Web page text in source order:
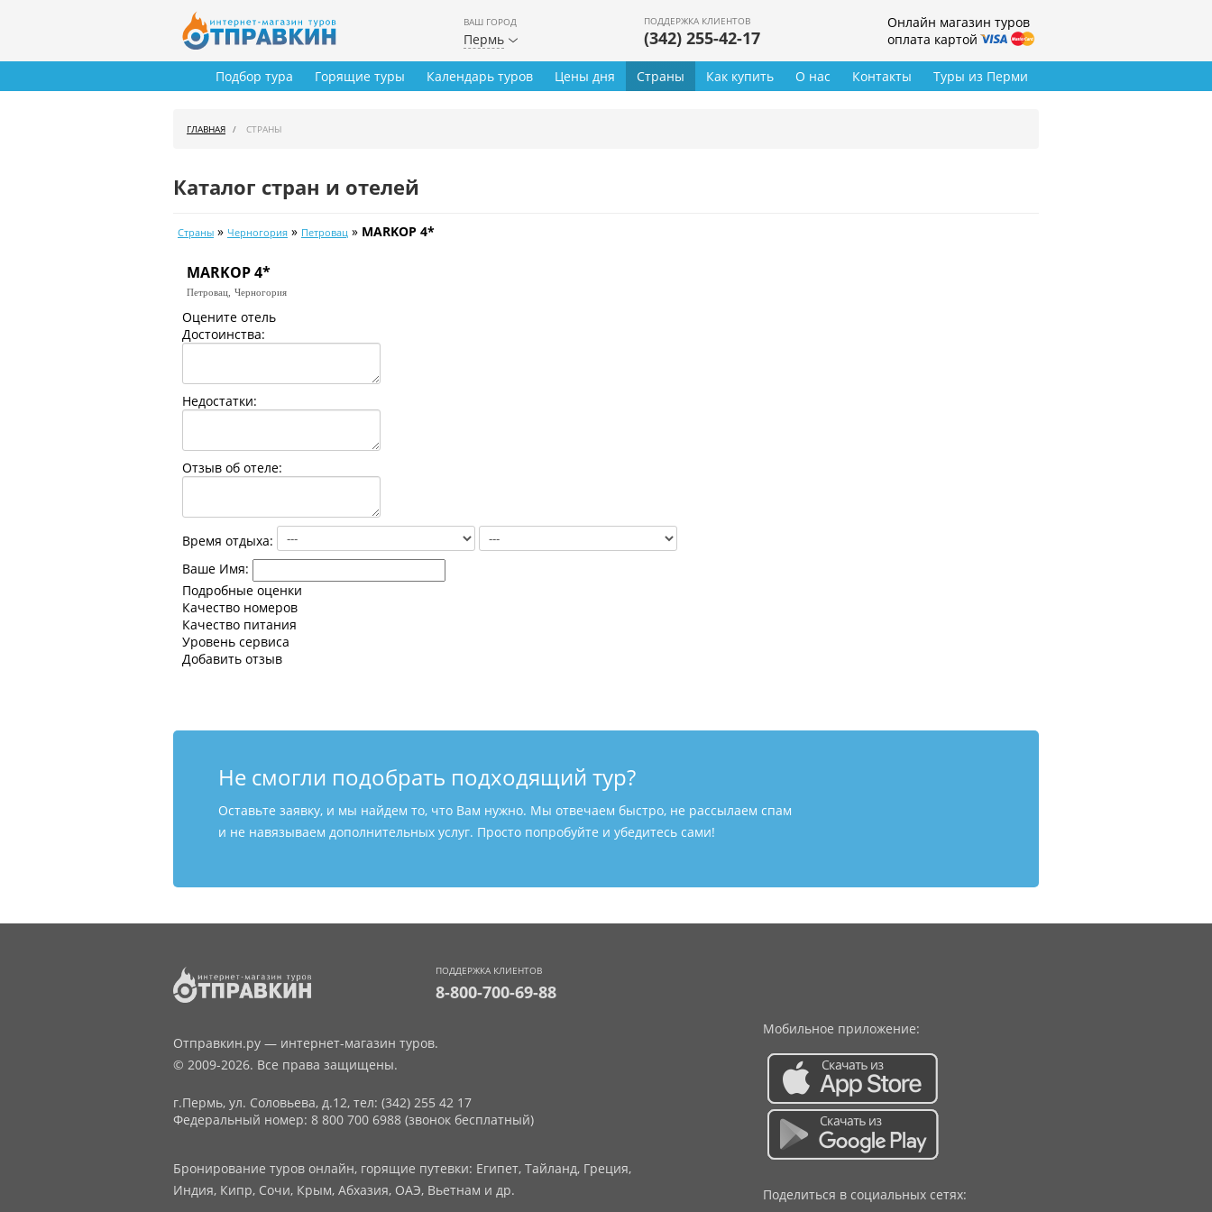
ВАШ ГОРОД
Пермь
ПОДДЕРЖКА КЛИЕНТОВ
(342) 255-42-17
Онлайн магазин туров
оплата картой
Туры из Перми
Подбор тура Горящие туры Календарь туров Цены дня Страны Как купить О нас Контакты
ГЛАВНАЯ СТРАНЫ
Каталог стран и отелей
Страны » Черногория » Петровац » MARKOP 4*
MARKOP 4*
Петровац, Черногория
Оцените отель
Достоинства:
Недостатки:
Отзыв об отеле:
Время отдыха:
Ваше Имя:
Подробные оценки
Качество номеров
Качество питания
Уровень сервиса
Добавить отзыв
Не смогли подобрать подходящий тур?
Оставьте заявку, и мы найдем то, что Вам нужно. Мы отвечаем быстро, не рассылаем спам
и не навязываем дополнительных услуг. Просто попробуйте и убедитесь сами!
ПОДДЕРЖКА КЛИЕНТОВ
8-800-700-69-88
Отправкин.ру — интернет-магазин туров.
© 2009-2026. Все права защищены.
г.Пермь, ул. Соловьева, д.12, тел: (342) 255 42 17
Федеральный номер: 8 800 700 6988 (звонок бесплатный)
Бронирование туров онлайн, горящие путевки: Египет, Тайланд, Греция,
Индия, Кипр, Сочи, Крым, Абхазия, ОАЭ, Вьетнам и др.
Мобильное приложение:
Поделиться в социальных сетях: